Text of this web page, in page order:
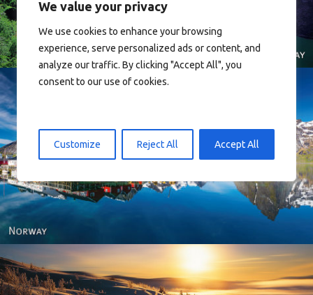
We value your privacy
We use cookies to enhance your browsing
experience, serve personalized ads or content, and
analyze our traffic. By clicking "Accept All", you
consent to our use of cookies.
Customize Reject All Accept All